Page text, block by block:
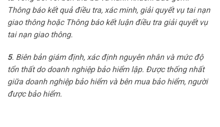
Thông báo kết quả điều tra, xác minh, giải quyết vụ tai nạn
giao thông hoặc Thông báo kết luận điều tra giải quyết vụ
tai nạn giao thông.
5. Biên bản giám định, xác định nguyên nhân và mức độ
tổn thất do doanh nghiệp bảo hiểm lập. Được thống nhất
giữa doanh nghiệp bảo hiểm và bên mua bảo hiểm, người
được bảo hiểm.